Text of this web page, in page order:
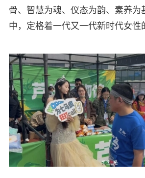
骨、智慧为魂、仪态为韵、素养为
中，定格着一代又一代新时代女性